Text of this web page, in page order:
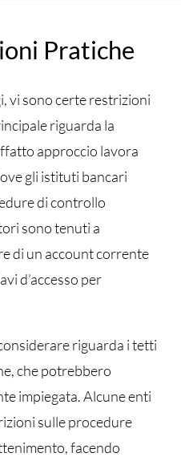
Pratiche
vi sono certe restrizioni
riguarda la
approccio lavora
gli istituti bancari
di controllo
sono tenuti a
di un account corrente
d’accesso per
riguarda i tetti
che potrebbero
impiegata. Alcune enti
sulle procedure
facendo